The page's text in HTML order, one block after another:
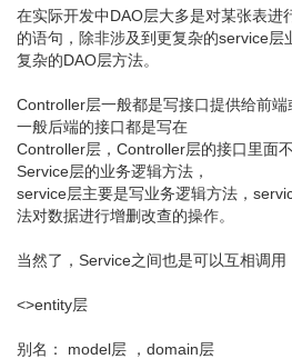
在实际开发中DAO层大多是对某张表进
的语句，除非涉及到更复杂的service层
复杂的DAO层方法。
Controller层一般都是写接口提供给前端
一般后端的接口都是写在
Controller层，Controller层的接口里面
Service层的业务逻辑方法，
service层主要是写业务逻辑方法，
法对数据进行增删改查的操作。
当然了，Service之间也是可以互相调用
<>entity层
别名： model层 ，domain层